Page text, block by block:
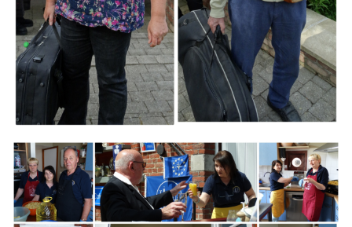
Branding
ARMCHAIR